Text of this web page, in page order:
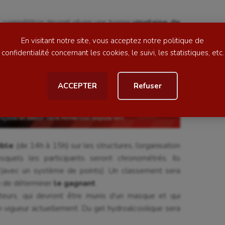
En visitant notre site, vous acceptez notre politique de
confidentialité concernant les cookies, le suivi, les statistiques, etc.
ACCEPTER Refuser
rythmique
Natation artistique
Outdoor
Parkour
Patinage artistique
Pétanque
Randonnée / Marche
compétition devrait réunir une bonnevingtaine de
à 14h ce samedi). Parmi eux, l’organisation
parcours Ninja
, ayant notamment participé à
. Pour autant, la compétition est ouverte à tous et
(de 14h à 15h) sur les structures, l’organisation
les participants seront chronométrés. Ils
(avec un système de points). Un classement sera
déterminer le gagnant
qui devront être munis d’un masque et qui
actuellement. Du gel hydroalcoolique sera